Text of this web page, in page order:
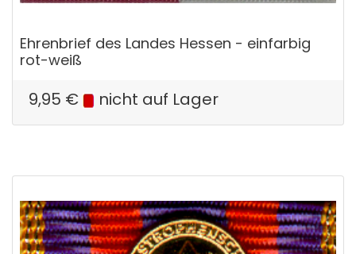
Ehrenbrief des Landes Hessen - einfarbig
rot-weiß
9,95 € nicht auf Lager